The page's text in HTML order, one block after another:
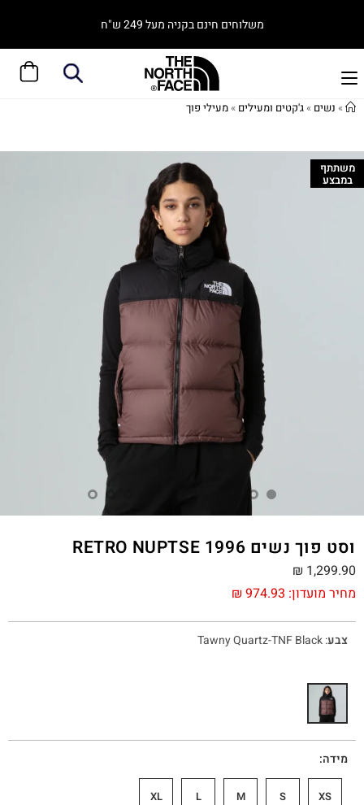
משלוחים חינם בקניה מעל 249 ש"ח
» נשים »ג'קטים ומעילים »מעילי פוך
משתתף
במבצע
וסט פוך נשים 1996 RETRO NUPTSE
מחיר מועדון: ₪ 974.93
₪ 1,299.90
צבע:
Tawny Quartz-TNF Black
מידה
XS
S
M
L
XL